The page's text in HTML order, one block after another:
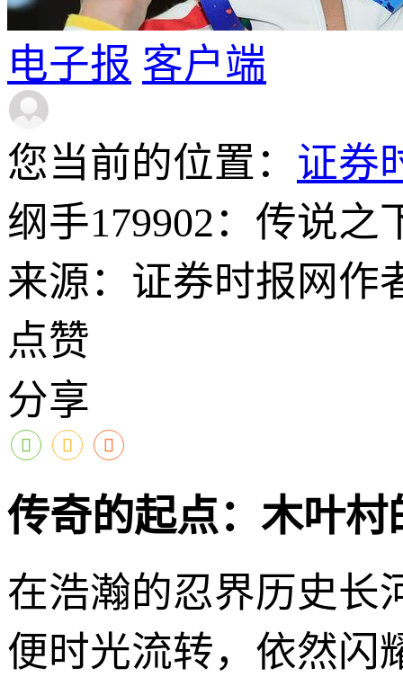
电子报 客户端
您当前的位置： 证券
纲手179902：传说之
来源：证券时报网作
点赞
分享
传奇的起点：木叶村
在浩瀚的忍界历史长
便时光流转，依然闪